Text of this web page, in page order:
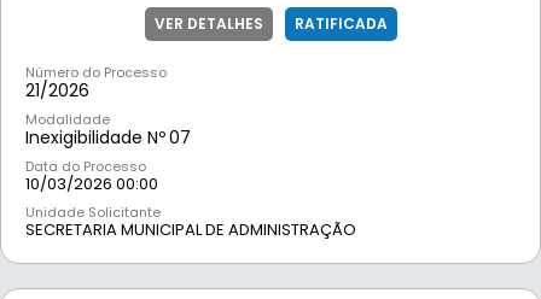
VER DETALHES RATIFICADA
Número do Processo
21/2026
Modalidade
Inexigibilidade Nº07
Data do Processo
10/03/2026 00:00
Unidade Solicitante
SECRETARIA MUNICIPAL DE ADMINISTRAÇÃO